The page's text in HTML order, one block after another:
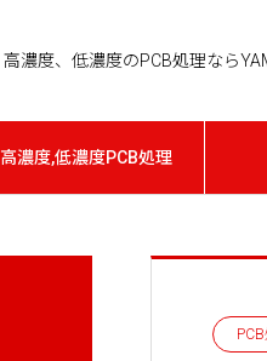
高濃度、低濃度のPCB処理なら
高濃度,低濃度PCB処理